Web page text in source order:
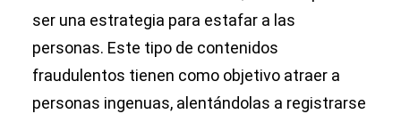
ser una estrategia para estafar a las
personas. Este tipo de contenidos
fraudulentos tienen como objetivo atraer a
personas ingenuas, alentándolas a registrarse